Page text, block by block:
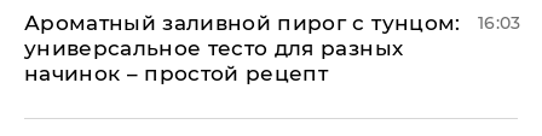
Ароматный заливной пирог с тунцом:
универсальное тесто для разных
начинок – простой рецепт
16:03